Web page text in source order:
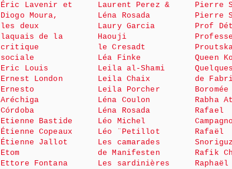
Éric Lavenir et
Diogo Moura,
les deux
laquais de la
critique
sociale
Eric Louis
Ernest London
Ernesto
Aréchiga
Córdoba
Etienne Bastide
Étienne Copeaux
Étienne Jallot
Etom
Ettore Fontana
Laurent Perez &
Léna Rosada
Laury Garcia
Haouji
le Cresadt
Léa Finke
Leila al-Shami
Leila Chaix
Leila Porcher
Léna Coulon
Léna Rosada
Léo Michel
Léo ¨Petillot
Les camarades
de Manifesten
Les sardinières
Pierre
Pierre
Prof
Queen
de
Boromée
Rabha
Rafael
Rafaël
Rafik
Raphaël